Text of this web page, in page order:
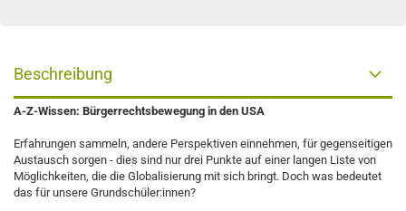
Beschreibung
A-Z-Wissen: Bürgerrechtsbewegung in den USA
Erfahrungen sammeln, andere Perspektiven einnehmen, für gegenseitigen
Austausch sorgen - dies sind nur drei Punkte auf einer langen Liste von
Möglichkeiten, die die Globalisierung mit sich bringt. Doch was bedeutet
das für unsere Grundschüler:innen?